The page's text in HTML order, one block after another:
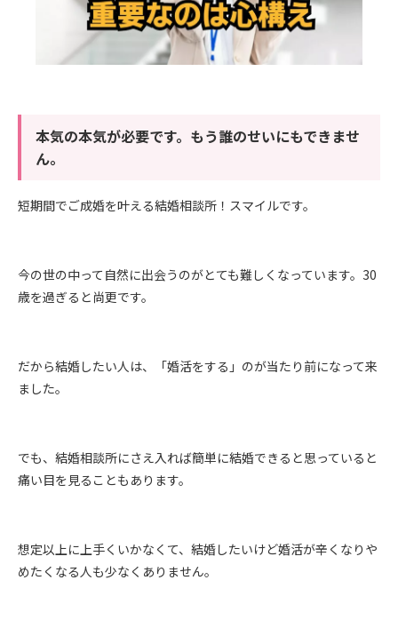
本気の本気が必要です。もう誰のせいにもできませ
ん。
短期間でご成婚を叶える結婚相談所！スマイルです。
今の世の中って自然に出会うのがとても難しくなっています。30
歳を過ぎると尚更です。
だから結婚したい人は、「婚活をする」のが当たり前になって来
ました。
でも、結婚相談所にさえ入れば簡単に結婚できると思っていると
痛い目を見ることもあります。
想定以上に上手くいかなくて、結婚したいけど婚活が辛くなりや
めたくなる人も少なくありません。